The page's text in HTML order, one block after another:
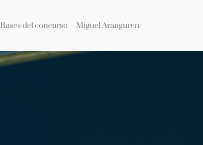
Bases del concurso Miguel Aranguren